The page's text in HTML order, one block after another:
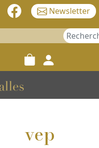
Newsletter
:
vep